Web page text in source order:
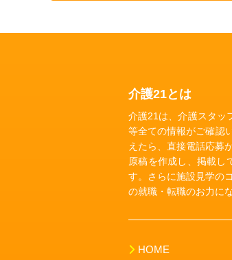
介護21とは
介護21は、介護スタッ
等全ての情報がご確認
えたら、直接電話応募
原稿を作成し、掲載し
す。さらに施設見学の
の就職・転職のお力に
HOME